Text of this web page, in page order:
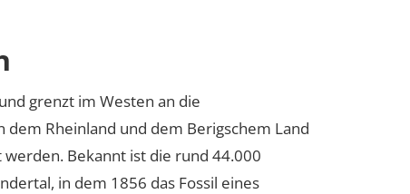
grenzt im Westen an die
dem Rheinland und dem Berigschem Land
Bekannt ist die rund 44.000
in dem 1856 das Fossil eines